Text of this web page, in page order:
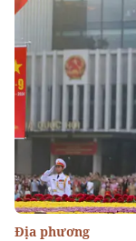
Địa phương